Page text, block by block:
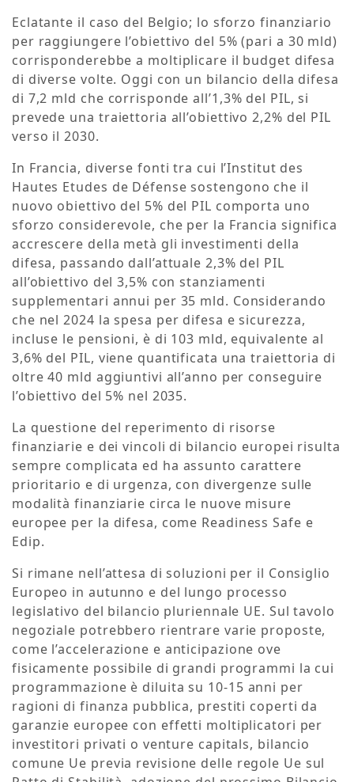
Eclatante il caso del Belgio; lo sforzo finanziario
per raggiungere l’obiettivo del 5% (pari a 30 mld)
corrisponderebbe a moltiplicare il budget difesa
di diverse volte. Oggi con un bilancio della difesa
di 7,2 mld che corrisponde all’1,3% del PIL, si
prevede una traiettoria all’obiettivo 2,2% del PIL
verso il 2030.
In Francia, diverse fonti tra cui l’Institut des
Hautes Etudes de Défense sostengono che il
nuovo obiettivo del 5% del PIL comporta uno
sforzo considerevole, che per la Francia significa
accrescere della metà gli investimenti della
difesa, passando dall’attuale 2,3% del PIL
all’obiettivo del 3,5% con stanziamenti
supplementari annui per 35 mld. Considerando
che nel 2024 la spesa per difesa e sicurezza,
incluse le pensioni, è di 103 mld, equivalente al
3,6% del PIL, viene quantificata una traiettoria di
oltre 40 mld aggiuntivi all’anno per conseguire
l’obiettivo del 5% nel 2035.
La questione del reperimento di risorse
finanziarie e dei vincoli di bilancio europei risulta
sempre complicata ed ha assunto carattere
prioritario e di urgenza, con divergenze sulle
modalità finanziarie circa le nuove misure
europee per la difesa, come Readiness Safe e
Edip.
Si rimane nell’attesa di soluzioni per il Consiglio
Europeo in autunno e del lungo processo
legislativo del bilancio pluriennale UE. Sul tavolo
negoziale potrebbero rientrare varie proposte,
come l’accelerazione e anticipazione ove
fisicamente possibile di grandi programmi la cui
programmazione è diluita su 10-15 anni per
ragioni di finanza pubblica, prestiti coperti da
garanzie europee con effetti moltiplicatori per
investitori privati o venture capitals, bilancio
comune Ue previa revisione delle regole Ue sul